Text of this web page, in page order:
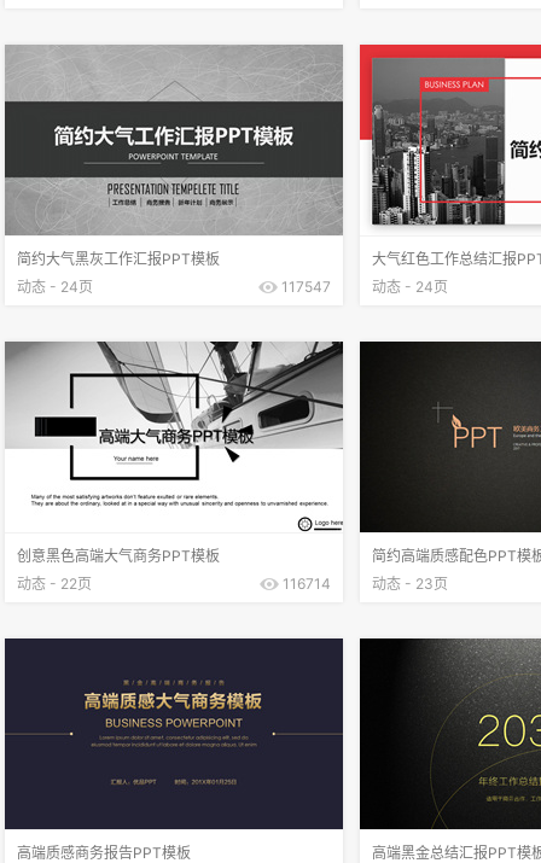
简约大气黑灰工作汇报PPT模板
动态 - 24页
117547
大气红色工作总结汇报
动态 - 24页
创意黑色高端大气商务PPT模板
动态 - 22页
116714
简约高端质感配色PPT模
动态 - 23页
高端质感商务报告PPT模板
高端黑金总结汇报PPT模